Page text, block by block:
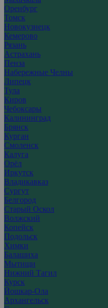
Оренбург
Томск
Новокузнецк
Кемерово
Рязань
Астрахань
Пенза
Набережные Челны
Липецк
Тула
Киров
Чебоксары
Калининград
Брянск
Курган
Смоленск
Калуга
Орёл
Иркутск
Владикавказ
Сургут
Белгород
Старый Оскол
Волжский
Копейск
Подольск
Химки
Балашиха
Мытищи
Нижний Тагил
Курск
Йошкар-Ола
Архангельск